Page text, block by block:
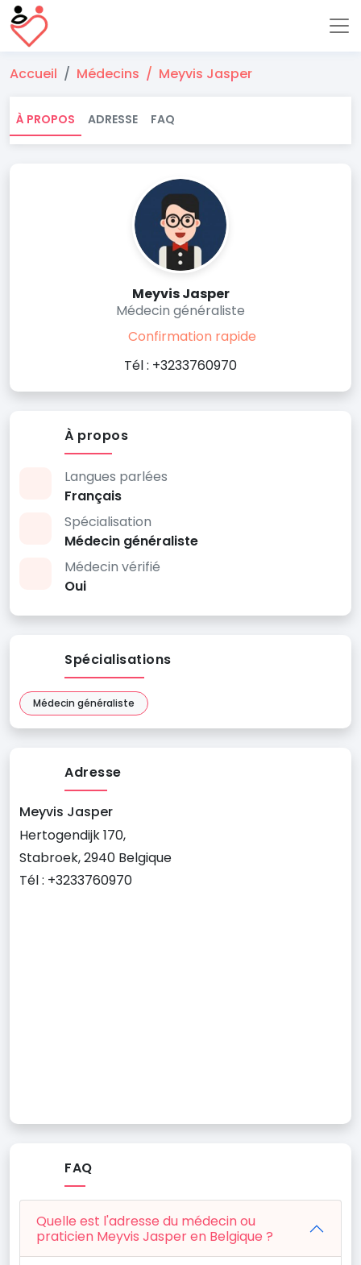
Accueil Médecins Meyvis Jasper
À PROPOS ADRESSE FAQ
Meyvis Jasper
Médecin généraliste
Confirmation rapide
Tél : +3233760970
À propos
Langues parlées
Français
Spécialisation
Médecin généraliste
Médecin vérifié
Oui
Spécialisations
Médecin généraliste
Adresse
Meyvis Jasper
Hertogendijk 170,
Stabroek, 2940 Belgique
Tél : +3233760970
FAQ
Quelle est l'adresse du médecin ou
praticien Meyvis Jasper en Belgique ?